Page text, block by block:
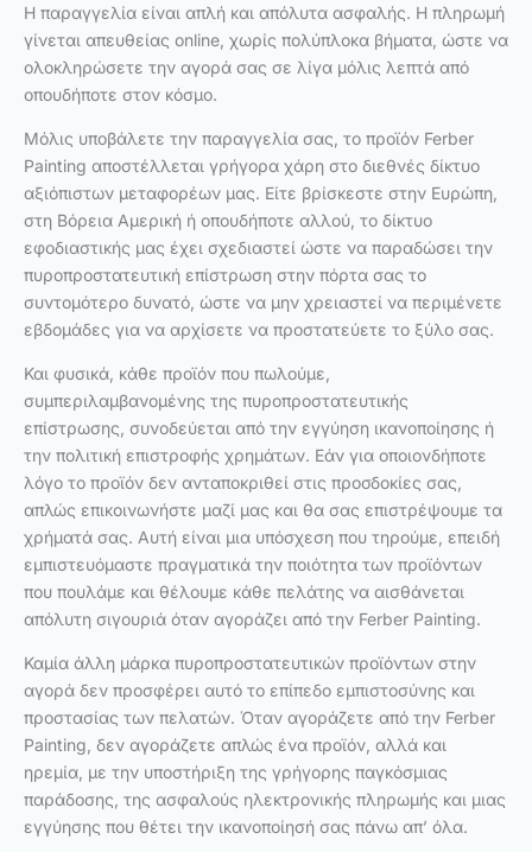
Η παραγγελία είναι απλή και απόλυτα ασφαλής. Η πληρωμή
γίνεται απευθείας online, χωρίς πολύπλοκα βήματα, ώστε να
ολοκληρώσετε την αγορά σας σε λίγα μόλις λεπτά από
οπουδήποτε στον κόσμο.
Μόλις υποβάλετε την παραγγελία σας, το προϊόν Ferber
Painting αποστέλλεται γρήγορα χάρη στο διεθνές δίκτυο
αξιόπιστων μεταφορέων μας. Είτε βρίσκεστε στην Ευρώπη,
στη Βόρεια Αμερική ή οπουδήποτε αλλού, το δίκτυο
εφοδιαστικής μας έχει σχεδιαστεί ώστε να παραδώσει την
πυροπροστατευτική επίστρωση στην πόρτα σας το
συντομότερο δυνατό, ώστε να μην χρειαστεί να περιμένετε
εβδομάδες για να αρχίσετε να προστατεύετε το ξύλο σας.
Και φυσικά, κάθε προϊόν που πωλούμε,
συμπεριλαμβανομένης της πυροπροστατευτικής
επίστρωσης, συνοδεύεται από την εγγύηση ικανοποίησης ή
την πολιτική επιστροφής χρημάτων. Εάν για οποιονδήποτε
λόγο το προϊόν δεν ανταποκριθεί στις προσδοκίες σας,
απλώς επικοινωνήστε μαζί μας και θα σας επιστρέψουμε τα
χρήματά σας. Αυτή είναι μια υπόσχεση που τηρούμε, επειδή
εμπιστευόμαστε πραγματικά την ποιότητα των προϊόντων
που πουλάμε και θέλουμε κάθε πελάτης να αισθάνεται
απόλυτη σιγουριά όταν αγοράζει από την Ferber Painting.
Καμία άλλη μάρκα πυροπροστατευτικών προϊόντων στην
αγορά δεν προσφέρει αυτό το επίπεδο εμπιστοσύνης και
προστασίας των πελατών. Όταν αγοράζετε από την Ferber
Painting, δεν αγοράζετε απλώς ένα προϊόν, αλλά και
ηρεμία, με την υποστήριξη της γρήγορης παγκόσμιας
παράδοσης, της ασφαλούς ηλεκτρονικής πληρωμής και μιας
εγγύησης που θέτει την ικανοποίησή σας πάνω απ’ όλα.